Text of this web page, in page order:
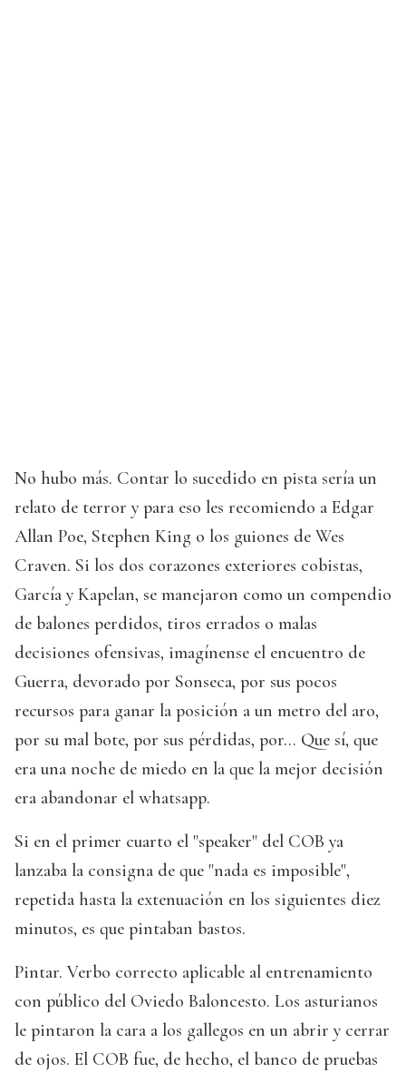
No hubo más. Contar lo sucedido en pista sería un
relato de terror y para eso les recomiendo a Edgar
Allan Poe, Stephen King o los guiones de Wes
Craven. Si los dos corazones exteriores cobistas,
García y Kapelan, se manejaron como un compendio
de balones perdidos, tiros errados o malas
decisiones ofensivas, imagínense el encuentro de
Guerra, devorado por Sonseca, por sus pocos
recursos para ganar la posición a un metro del aro,
por su mal bote, por sus pérdidas, por... Que sí, que
era una noche de miedo en la que la mejor decisión
era abandonar el whatsapp.
Si en el primer cuarto el "speaker" del COB ya
lanzaba la consigna de que "nada es imposible",
repetida hasta la extenuación en los siguientes diez
minutos, es que pintaban bastos.
Pintar. Verbo correcto aplicable al entrenamiento
con público del Oviedo Baloncesto. Los asturianos
le pintaron la cara a los gallegos en un abrir y cerrar
de ojos. El COB fue, de hecho, el banco de pruebas